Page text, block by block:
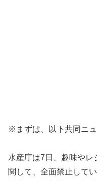
※まずは、以下共同ニ
水産庁は7日、趣味やレ
関して、全面禁止して